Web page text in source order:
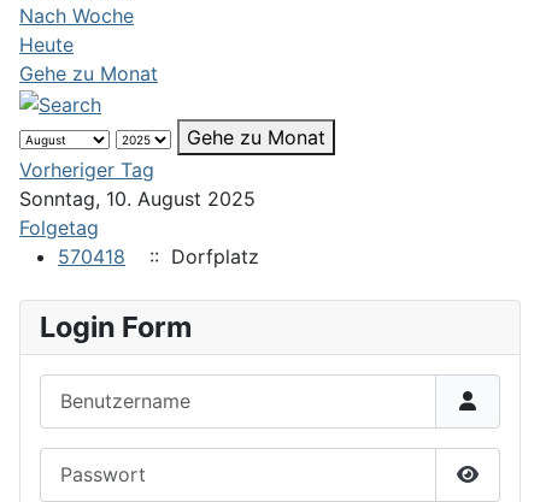
Nach Woche
Heute
Gehe zu Monat
Gehe zu Monat
Vorheriger Tag
Sonntag, 10. August 2025
Folgetag
570418
:: Dorfplatz
Login Form